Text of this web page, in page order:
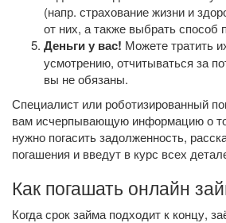
(напр. страхование жизни и
от них, а также выбрать способ
Деньги у вас! Можете тратить
усмотрению, отчитываться за
вы не обязаны.
Специалист или роботизированный
вам исчерпывающую информацию о
нужно погасить задолженность,
погашения и введут в курс всех
Как погашать онлайн
Когда срок займа подходит к концу,